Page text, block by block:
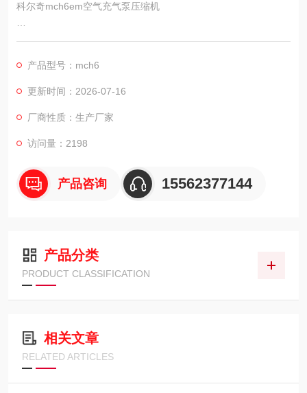
科尔奇mch6em空气充气泵压缩机
技术参数
型号：MCH – 6(COLTRI100L)
压力：300 bar.
充气量：（100L/min）
产品型号：mch6
更新时间：2026-07-16
厂商性质：生产厂家
访问量：2198
产品咨询 15562377144
产品分类
PRODUCT CLASSIFICATION
相关文章
RELATED ARTICLES